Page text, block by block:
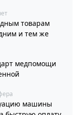
товарам
и тем же
медпомощи
машины